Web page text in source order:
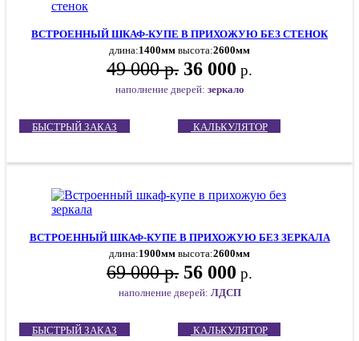
ВСТРОЕННЫЙ ШКАФ-КУПЕ В ПРИХОЖУЮ БЕЗ СТЕНОК
длина:1400мм высота:2600мм
49 000 р. 36 000 р.
наполнение дверей: зеркало
БЫСТРЫЙ ЗАКАЗ КАЛЬКУЛЯТОР
ВСТРОЕННЫЙ ШКАФ-КУПЕ В ПРИХОЖУЮ БЕЗ ЗЕРКАЛА
длина:1900мм высота:2600мм
69 000 р. 56 000 р.
наполнение дверей: ЛДСП
БЫСТРЫЙ ЗАКАЗ КАЛЬКУЛЯТОР